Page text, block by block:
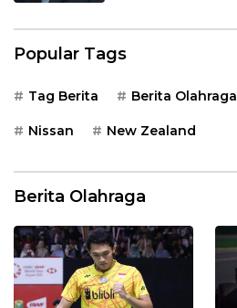
Popular Tags
Tag Berita Berita Olahraga
Nissan New Zealand
Berita Olahraga